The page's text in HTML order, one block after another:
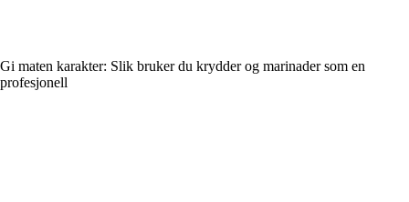
Gi maten karakter: Slik bruker du krydder og marinader som en
profesjonell